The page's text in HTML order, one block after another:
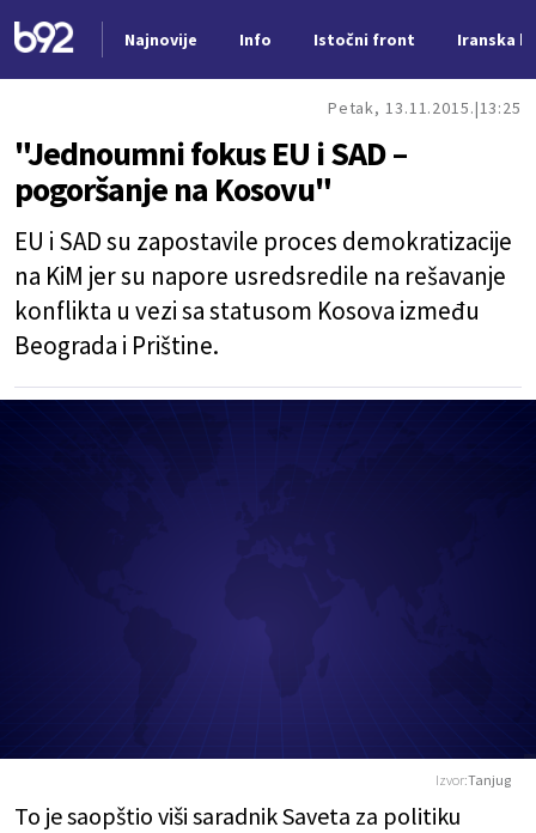
Najnovije Info Istočni front Iranska
Petak, 13.11.2015. 13:25
"Jednoumni fokus EU i SAD –
pogoršanje na Kosovu"
EU i SAD su zapostavile proces demokratizacije
na KiM jer su napore usredsredile na rešavanje
konflikta u vezi sa statusom Kosova između
Beograda i Prištine.
Izvor:Tanjug
To je saopštio viši saradnik Saveta za politiku